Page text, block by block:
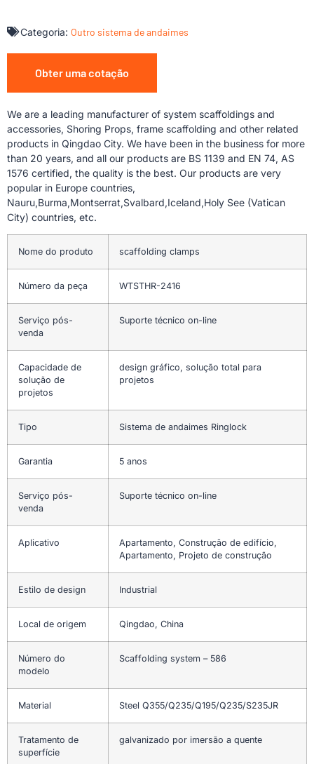
Categoria: Outro sistema de andaimes
Obter uma cotação
We are a leading manufacturer of system scaffoldings and
accessories, Shoring Props, frame scaffolding and other related
products in Qingdao City. We have been in the business for more
than 20 years, and all our products are BS 1139 and EN 74, AS
1576 certified, the quality is the best. Our products are very
popular in Europe countries,
Nauru,Burma,Montserrat,Svalbard,Iceland,Holy See (Vatican
City) countries, etc.
Nome do produto scaffolding clamps
Número da peça WTSTHR-2416
Serviço pós-
venda
Suporte técnico on-line
Capacidade de
solução de
projetos
design gráfico, solução total para
projetos
Tipo Sistema de andaimes Ringlock
Garantia 5 anos
Serviço pós-
venda
Suporte técnico on-line
Aplicativo
Apartamento, Construção de edifício,
Apartamento, Projeto de construção
Estilo de design Industrial
Local de origem Qingdao, China
Número do
modelo
Scaffolding system – 586
Material Steel Q355/Q235/Q195/Q235/S235JR
Tratamento de
superfície
galvanizado por imersão a quente